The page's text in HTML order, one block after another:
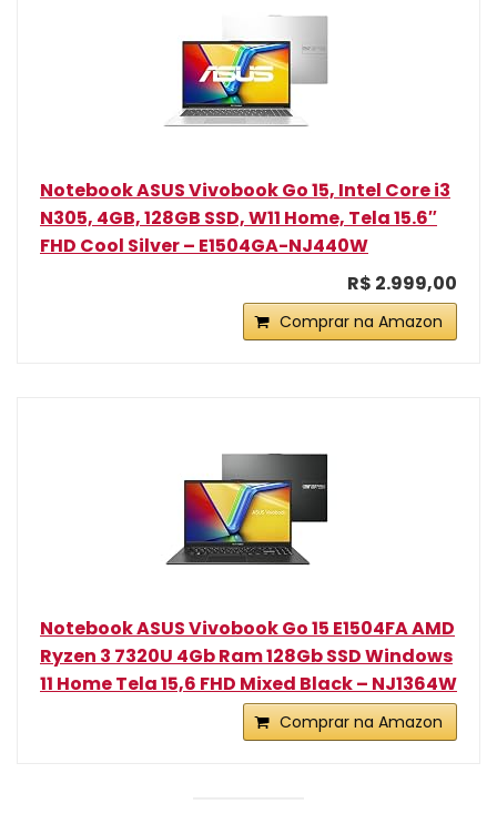
Notebook ASUS Vivobook Go 15, Intel Core i3
N305, 4GB, 128GB SSD, W11 Home, Tela 15.6″
FHD Cool Silver – E1504GA-NJ440W
R$ 2.999,00
Comprar na Amazon
Notebook ASUS Vivobook Go 15 E1504FA AMD
Ryzen 3 7320U 4Gb Ram 128Gb SSD Windows
11 Home Tela 15,6 FHD Mixed Black – NJ1364W
Comprar na Amazon